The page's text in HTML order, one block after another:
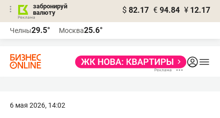
забронируй
валюту
$ 82.17 € 94.84 ¥ 12.17
Челны29.5° Москва25.6°
6 мая 2026, 14:02